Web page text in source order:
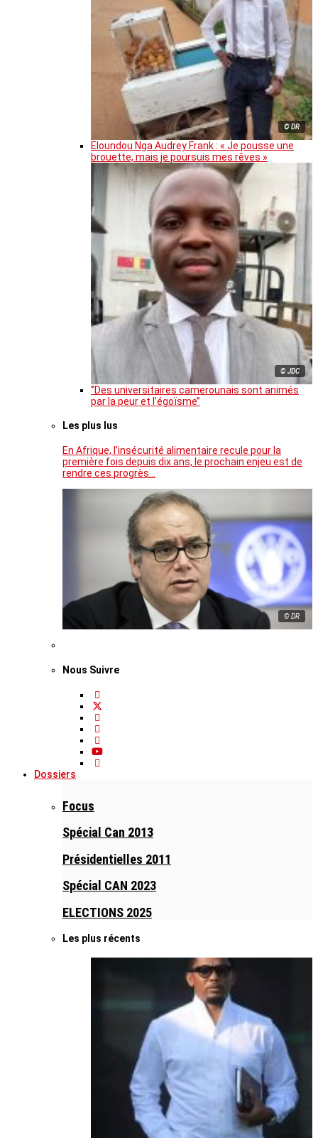
© DR
Eloundou Nga Audrey Frank : « Je pousse une
brouette, mais je poursuis mes rêves »
© JDC
‘’Des universitaires camerounais sont animés
par la peur et l’égoïsme’’
Les plus lus
En Afrique, l’insécurité alimentaire recule pour la
première fois depuis dix ans, le prochain enjeu est de
rendre ces progrès…
© DR
Nous Suivre
Dossiers
Focus
Spécial Can 2013
Présidentielles 2011
Spécial CAN 2023
ELECTIONS 2025
Les plus récents